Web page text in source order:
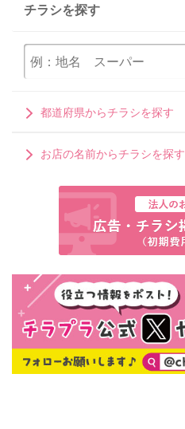
チラシを探す
都道府県からチラシを探す
お店の名前からチラシを探す